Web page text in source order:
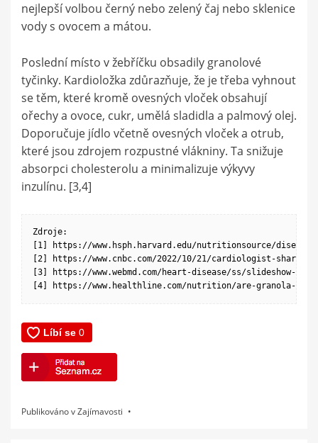
nejlepší volbou černý nebo zelený čaj nebo sklenice
vody s ovocem a mátou.
Poslední místo v žebříčku obsadily granolové
tyčinky. Kardioložka zdůrazňuje, že je třeba vyhnout
se těm, které kromě ovesných vloček obsahují
ořechy a ovoce, cukr, umělá sladidla a palmový olej.
Doporučuje jídlo včetně ovesných vloček a otrub,
které jsou zdrojem rozpustné vlákniny. Ta snižuje
absorpci cholesterolu a minimalizuje výkyvy
inzulínu. [3,4]
Zdroje:
[1] https://www.hsph.harvard.edu/nutritionsource/
[2] https://www.cnbc.com/2022/10/21/cardiologist-
[3] https://www.webmd.com/heart-disease/ss/slideshow-
[4] https://www.healthline.com/nutrition/are-granola-
Publikováno vZajímavosti